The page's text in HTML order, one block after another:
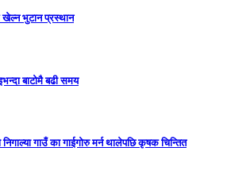
खेल्न भुटान प्रस्थान
बाटोमै बढी समय
गाउँ का गाईगोरु मर्न थालेपछि कृषक चिन्तित